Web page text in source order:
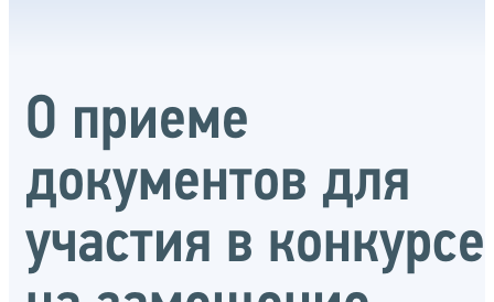
О приеме
документов для
участия в конкурсе